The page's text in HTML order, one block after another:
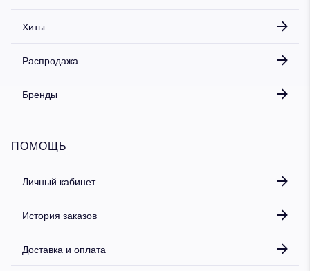
Хиты
Распродажа
Бренды
ПОМОЩЬ
Личный кабинет
История заказов
Доставка и оплата